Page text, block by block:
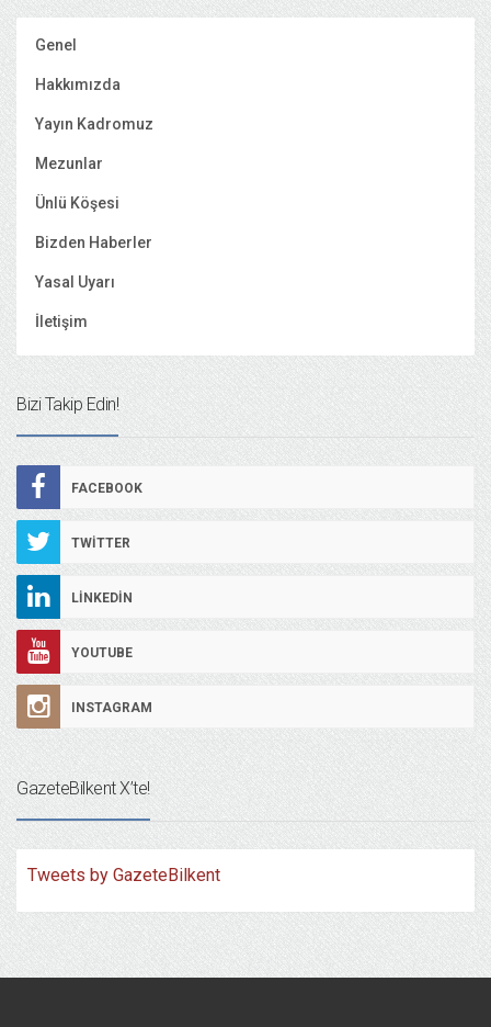
Genel
Hakkımızda
Yayın Kadromuz
Mezunlar
Ünlü Köşesi
Bizden Haberler
Yasal Uyarı
İletişim
Bizi Takip Edin!
FACEBOOK
TWITTER
LINKEDIN
YOUTUBE
INSTAGRAM
GazeteBilkent X’te!
Tweets by GazeteBilkent